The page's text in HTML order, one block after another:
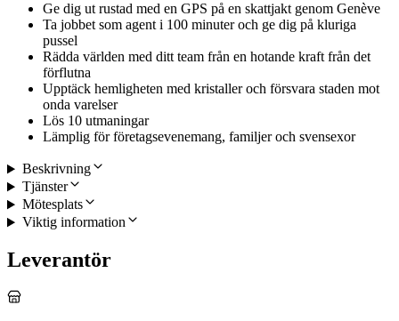
Ge dig ut rustad med en GPS på en skattjakt genom Genève
Ta jobbet som agent i 100 minuter och ge dig på kluriga
pussel
Rädda världen med ditt team från en hotande kraft från det
förflutna
Upptäck hemligheten med kristaller och försvara staden mot
onda varelser
Lös 10 utmaningar
Lämplig för företagsevenemang, familjer och svensexor
Beskrivning
Tjänster
Mötesplats
Viktig information
Leverantör